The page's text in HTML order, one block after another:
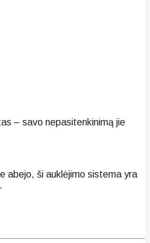
– savo nepasitenkinimą jie
abejo, ši auklėjimo sistema yra